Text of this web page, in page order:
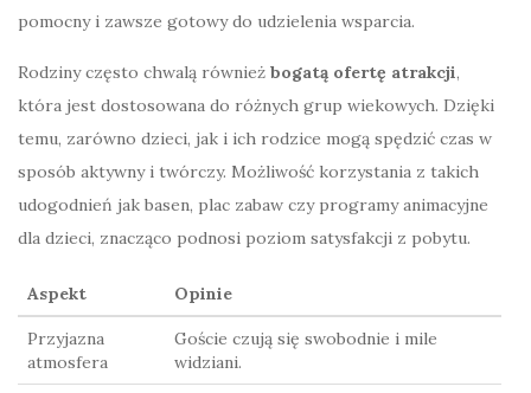
pomocny i zawsze gotowy do udzielenia wsparcia.
Rodziny często chwalą również bogatą ofertę atrakcji,
która jest dostosowana do różnych grup wiekowych. Dzięki
temu, zarówno dzieci, jak i ich rodzice mogą spędzić czas w
sposób aktywny i twórczy. Możliwość korzystania z takich
udogodnień jak basen, plac zabaw czy programy animacyjne
dla dzieci, znacząco podnosi poziom satysfakcji z pobytu.
Aspekt Opinie
Przyjazna
atmosfera
Goście czują się swobodnie i mile
widziani.